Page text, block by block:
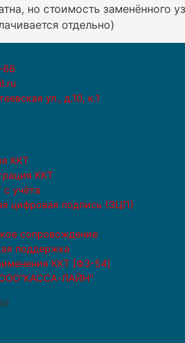
но стоимость заменённого
отдельно)
66
ул., д.10, к.1
ККТ
ККТ
учёта
цифровая подпись (ЭЦП)
сопровождение
поддержка
ККТ [ФЗ-54]
ООО"КАССА-ЛАЙН"